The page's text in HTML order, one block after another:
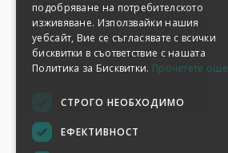
подобряване на потребителското
изживяване. Използвайки нашия
уебсайт, Вие се съгласявате с всички
бисквитки в съответствие с нашата
Политика за Бисквитки. Прочетете още
СТРОГО НЕОБХОДИМО
ЕФЕКТИВНОСТ